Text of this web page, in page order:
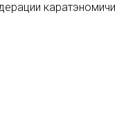
каратэномичи